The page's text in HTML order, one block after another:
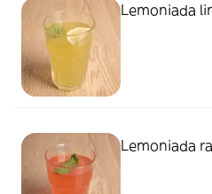
Lemoniada
Lemoniada